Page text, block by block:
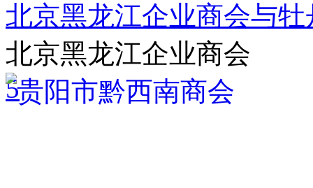
北京黑龙江企业商会与
北京黑龙江企业商会
5